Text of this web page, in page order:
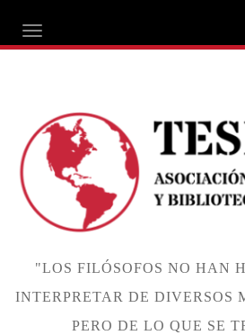
ALTERNAR NAVEGACIÓN
"LOS FILÓSOFOS NO HAN
INTERPRETAR DE DIVERSOS
PERO DE LO QUE SE